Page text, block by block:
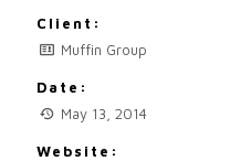
Client:
Muffin Group
Date:
May 13, 2014
Website: